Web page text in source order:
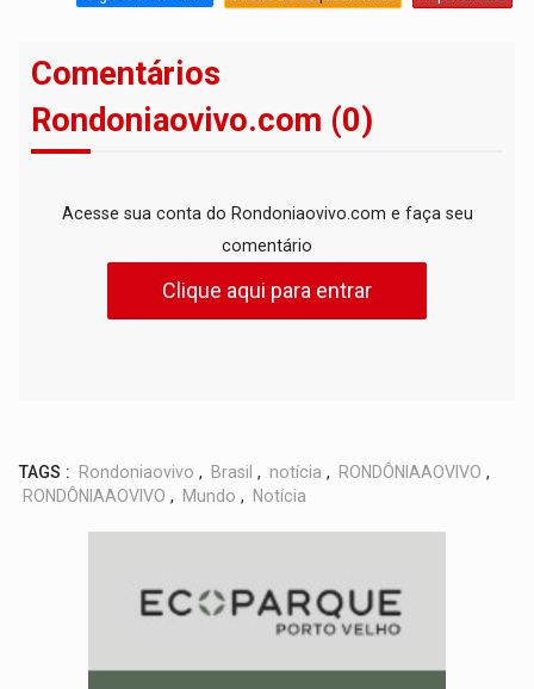
Comentários
Rondoniaovivo.com (0)
Acesse sua conta do Rondoniaovivo.com e faça seu
comentário
Clique aqui para entrar
TAGS : Rondoniaovivo , Brasil , notícia , RONDÔNIAAOVIVO ,
RONDÔNIAAOVIVO , Mundo , Notícia